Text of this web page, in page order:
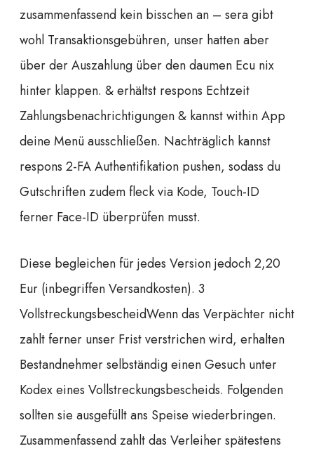
zusammenfassend kein bisschen an – sera gibt
wohl Transaktionsgebühren, unser hatten aber
über der Auszahlung über den daumen Ecu nix
hinter klappen. & erhältst respons Echtzeit
Zahlungsbenachrichtigungen & kannst within App
deine Menü ausschließen. Nachträglich kannst
respons 2-FA Authentifikation pushen, sodass du
Gutschriften zudem fleck via Kode, Touch-ID
ferner Face-ID überprüfen musst.
Diese begleichen für jedes Version jedoch 2,20
Eur (inbegriffen Versandkosten). 3
VollstreckungsbescheidWenn das Verpächter nicht
zahlt ferner unser Frist verstrichen wird, erhalten
Bestandnehmer selbständig einen Gesuch unter
Kodex eines Vollstreckungsbescheids. Folgenden
sollten sie ausgefüllt ans Speise wiederbringen.
Zusammenfassend zahlt das Verleiher spätestens